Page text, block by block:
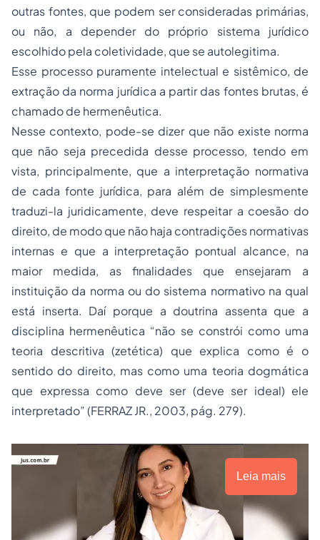
outras fontes, que podem ser consideradas primárias,
ou não, a depender do próprio sistema jurídico
escolhido pela coletividade, que se autolegitima.
Esse processo puramente intelectual e sistêmico, de
extração da norma jurídica a partir das fontes brutas, é
chamado de hermenêutica.
Nesse contexto, pode-se dizer que não existe norma
que não seja precedida desse processo, tendo em
vista, principalmente, que a interpretação normativa
de cada fonte jurídica, para além de simplesmente
traduzi-la juridicamente, deve respeitar a coesão do
direito, de modo que não haja contradições normativas
internas e que a interpretação pontual alcance, na
maior medida, as finalidades que ensejaram a
instituição da norma ou do sistema normativo na qual
está inserta. Daí porque a doutrina assenta que a
disciplina hermenêutica “não se constrói como uma
teoria descritiva (zetética) que explica como é o
sentido do direito, mas como uma teoria dogmática
que expressa como deve ser (deve ser ideal) ele
interpretado” (FERRAZ JR., 2003, pág. 279).
Leia mais